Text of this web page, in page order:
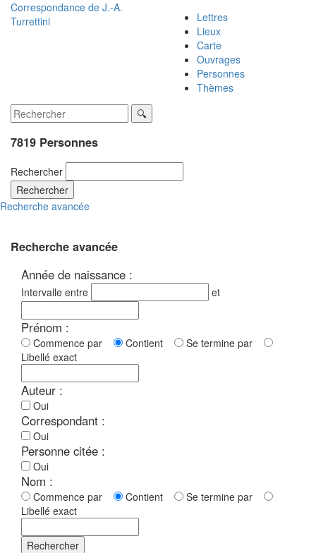
Correspondance de J.-A.
Turrettini
Lettres
Lieux
Carte
Ouvrages
Personnes
Thèmes
7819 Personnes
Rechercher
Rechercher
Recherche avancée
Recherche avancée
Année de naissance :
Intervalle entre et
Prénom :
Commence par Contient
Se termine par
Libellé exact
Auteur :
Oui
Correspondant :
Oui
Personne citée :
Oui
Nom :
Commence par Contient
Se termine par
Libellé exact
Rechercher